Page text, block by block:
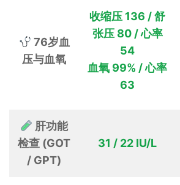
76岁血
压与血氧
收缩压 136 / 舒
张压 80 / 心率
54
血氧 99% / 心率
63
肝功能
检查 (GOT
/ GPT)
31 / 22 IU/L